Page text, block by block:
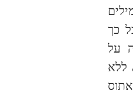
כך
על
ללא